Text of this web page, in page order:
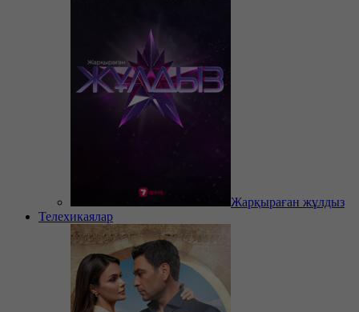
Жарқыраған жұлдыз
Телехикаялар